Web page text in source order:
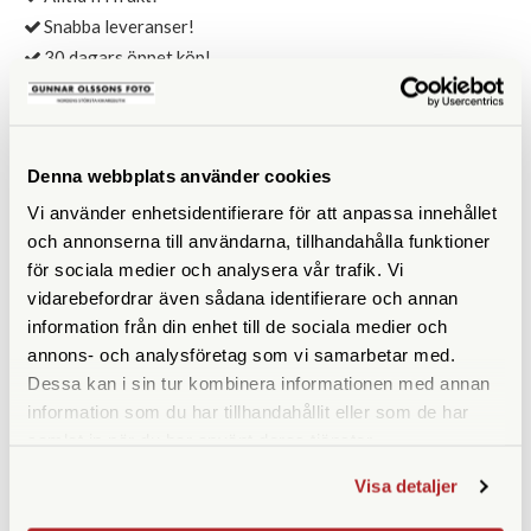
Denna webbplats använder cookies
Vi använder enhetsidentifierare för att anpassa innehållet
och annonserna till användarna, tillhandahålla funktioner
för sociala medier och analysera vår trafik. Vi
vidarebefordrar även sådana identifierare och annan
information från din enhet till de sociala medier och
annons- och analysföretag som vi samarbetar med.
Dessa kan i sin tur kombinera informationen med annan
information som du har tillhandahållit eller som de har
Visa detaljer
Snabba leveranser!
30 dagars öppet köp!
ANDRA KÖPTE ÄVEN
Ej i lager
Energizer Silver Oxide